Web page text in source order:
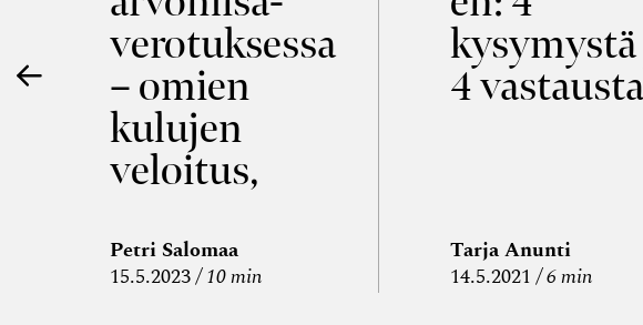
verotuksessa
– omien
kulujen
veloitus,
edelleen­
veloitus ja
Petri Salomaa
15.5.2023 10 min
4 vastausta
Tarja Anunti
14.5.2021
6 min